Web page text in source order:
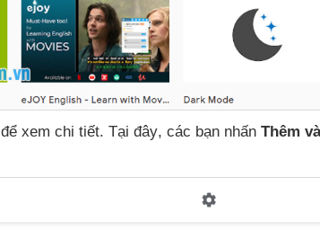
để xem chi tiết. Tại đây, các bạn nhấn Thêm